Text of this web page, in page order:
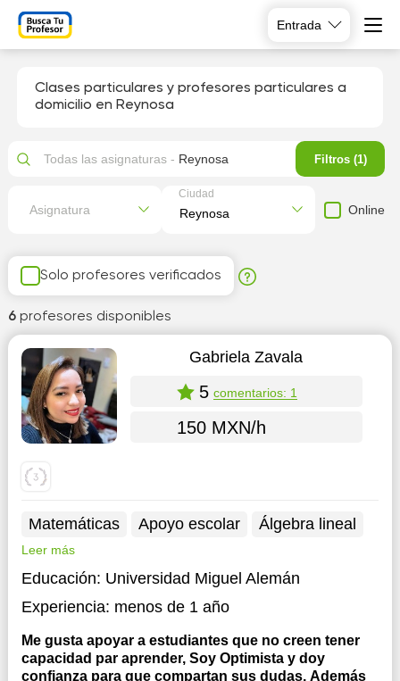
Entrada
Clases particulares y profesores particulares a
domicilio en Reynosa
Solo profesores verificados
6 profesores disponibles
Gabriela Zavala
5 comentarios: 1
150 MXN/h
Matemáticas Apoyo escolar Álgebra lineal
Leer más
Educación: Universidad Miguel Alemán
Experiencia: menos de 1 año
Me gusta apoyar a estudiantes que no creen tener
capacidad par aprender, Soy Optimista y doy
confianza para que compartan sus dudas. Además
Todas las asignaturas - Reynosa Filtros (1)
Asignatura
Ciudad
Online